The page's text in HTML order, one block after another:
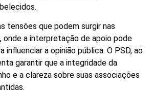
tensões que podem surgir nas
onde a interpretação de apoio pode
influenciar a opinião pública. O PSD, ao
garantir que a integridade da
e a clareza sobre suas associações